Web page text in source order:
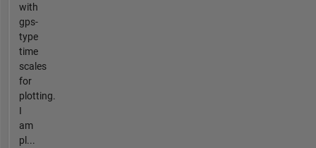
with
gps-
type
time
scales
for
plotting.
I
am
pl...